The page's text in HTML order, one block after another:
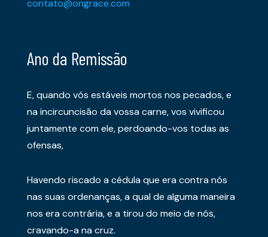
contato@ongrace.com
Ano da Remissão
E, quando vós estáveis mortos nos pecados, e
na incircuncisão da vossa carne, vos vivificou
juntamente com ele, perdoando-vos todas as
ofensas,
Havendo riscado a cédula que era contra nós
nas suas ordenanças, a qual de alguma maneira
nos era contrária, e a tirou do meio de nós,
cravando-a na cruz.